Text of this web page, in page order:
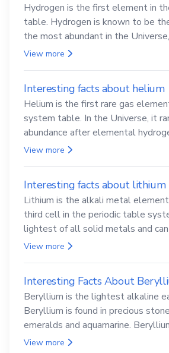
Hydrogen is the first element in
table. Hydrogen is known to be
the most abundant in the
element for life
View more
Interesting facts about helium
Helium is the first rare gas
system table. In the Universe, it
abundance after elemental
View more
Interesting facts about lithium
Lithium is the alkali metal
third cell in the periodic table
lightest of all solid metals and can
View more
Interesting Facts About
Beryllium is the lightest alkaline
Beryllium is found in precious
emeralds and aquamarine.
compounds are both carcinogenic.
View more